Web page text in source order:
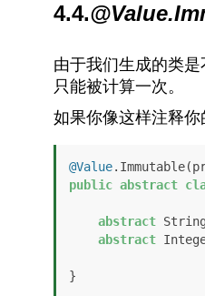
4.4.
由于我们生成的类
只能被计算一次。
如果你像这样注释你
@Value
public abstract
abstract
abstract
}